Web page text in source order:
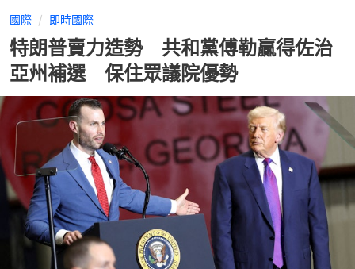
國際 即時國際
特朗普賣力造勢 共和黨傅勒贏得佐治
亞州補選 保住眾議院優勢